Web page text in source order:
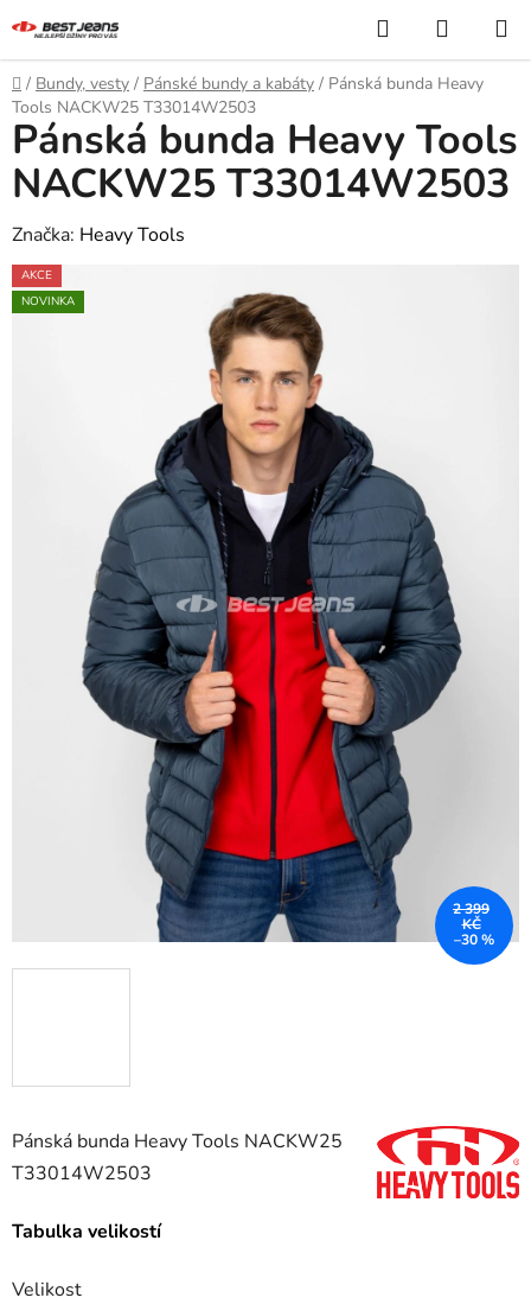
na
obsah
Hledat
KOŠÍK
Domů
/ Bundy, vesty / Pánské bundy a kabáty / Pánská bunda Heavy
Tools NACKW25 T33014W2503
Pánská bunda Heavy Tools NACKW25
T33014W2503
Tabulka velikostí
Velikost
Pánská bunda Heavy Tools
NACKW25 T33014W2503
Značka: Heavy Tools
AKCE
NOVINKA
2 399
KČ
–30 %